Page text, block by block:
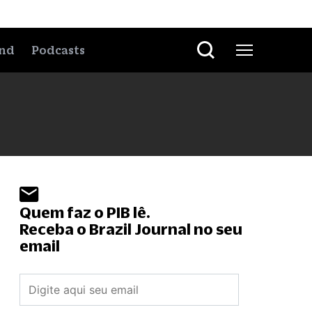
Podcasts
Quem faz o PIB lê.
Receba o Brazil Journal no seu
email